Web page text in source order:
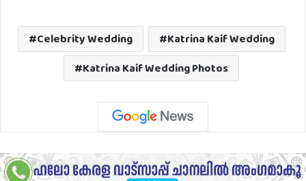
Celebrity Wedding
Katrina Kaif Wedding
Katrina Kaif Wedding Photos